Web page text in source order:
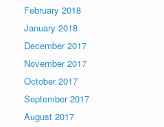
February 2018
January 2018
December 2017
November 2017
October 2017
September 2017
August 2017